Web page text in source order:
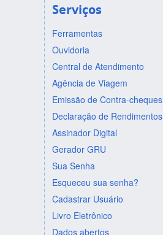
Serviços
Ferramentas
Ouvidoria
Central de Atendimento
Agência de Viagem
Emissão de Contra-cheques
Declaração de Rendimentos
Assinador Digital
Gerador GRU
Sua Senha
Esqueceu sua senha?
Cadastrar Usuário
Livro Eletrônico
Dados abertos